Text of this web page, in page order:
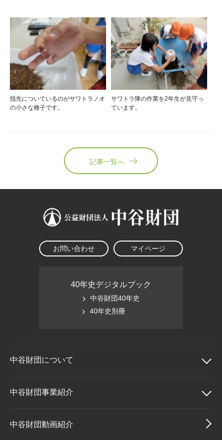
指先についているのがサワトラノオ
の小さな種子です。
サワトラ隊の作業を2年生が見守っ
ています。
記事一覧へ
お問い合わせ マイページ
40年史デジタルブック
中谷財団40年史
40年史別冊
中谷財団について
中谷財団について
理事長挨拶
中谷財団事業紹介
中谷財団事業紹介
中谷財団動画紹介